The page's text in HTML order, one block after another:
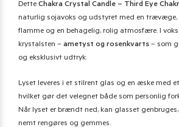
Dette Chakra Crystal Candle – Third Eye
naturlig sojavoks og udstyret med en trævæge,
flamme og en behagelig, rolig atmosfære. I
krystalsten – ametyst og rosenkvarts – som
og eksklusivt udtryk.
Lyset leveres i et stilrent glas og en æske med
hvilket gør det velegnet både som personlig
Når lyset er brændt ned, kan glasset
nemt rengøres og gemmes.